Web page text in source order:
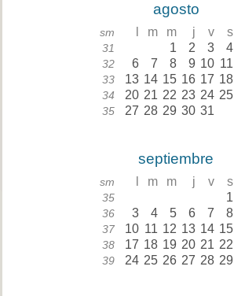
agosto
sm m m j v s
31 1 2 3 4
32 6 7 8 9 10 11
33 13 14 15 16 17 18
34 20 21 22 23 24 25
35 27 28 29 30 31
septiembre
sm m m j v s
35 1
36 3 4 5 6 7 8
37 10 11 12 13 14 15
38 17 18 19 20 21 22
39 24 25 26 27 28 29